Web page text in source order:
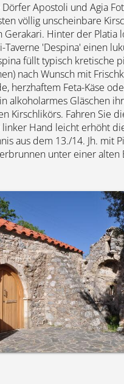
Apostoli und Agia
völlig unscheinbare
Gerakari. Hinter der Platia
Taverne 'Despina' einen
füllt typisch kretische
nach Wunsch mit
herzhaftem Feta-Käse
alkoholarmes Gläschen
Kirschlikörs. Fahren Sie
linker Hand leicht erhöht
aus dem 13./14. Jh. mit
unter einer alten